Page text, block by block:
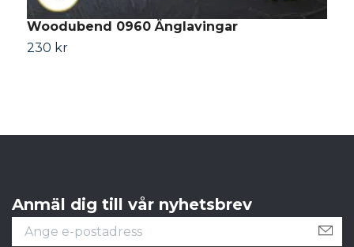
Woodubend 0960 Änglavingar
230 kr
Anmäl dig till vår nyhetsbrev